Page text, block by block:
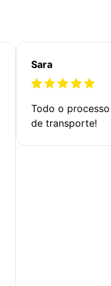
Sara
Todo o
de transporte!